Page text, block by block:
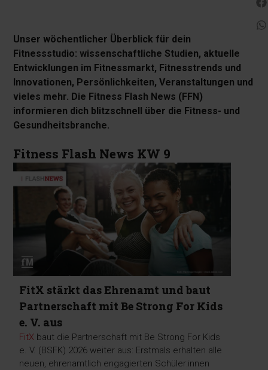
Unser wöchentlicher Überblick für dein
Fitnessstudio: wissenschaftliche Studien, aktuelle
Entwicklungen im Fitnessmarkt, Fitnesstrends und
Innovationen, Persönlichkeiten, Veranstaltungen und
vieles mehr. Die Fitness Flash News (FFN)
informieren dich blitzschnell über die Fitness- und
Gesundheitsbranche.
Fitness Flash News KW 9
FitX stärkt das Ehrenamt und baut
Partnerschaft mit Be Strong For Kids
e. V. aus
FitX baut die Partnerschaft mit Be Strong For Kids
e. V. (BSFK) 2026 weiter aus: Erstmals erhalten alle
neuen, ehrenamtlich engagierten Schüler:innen